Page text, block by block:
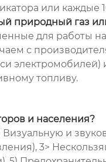
или каждые
природный газ
для работы
с
электромобилей)
топливу.
и населения?
и
3>